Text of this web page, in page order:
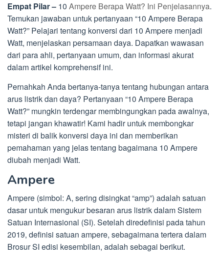
Empat Pilar – 10 Ampere Berapa Watt? Ini Penjelasannya.
Temukan jawaban untuk pertanyaan “10 Ampere Berapa
Watt?” Pelajari tentang konversi dari 10 Ampere menjadi
Watt, menjelaskan persamaan daya. Dapatkan wawasan
dari para ahli, pertanyaan umum, dan informasi akurat
dalam artikel komprehensif ini.
Pernahkah Anda bertanya-tanya tentang hubungan antara
arus listrik dan daya? Pertanyaan “10 Ampere Berapa
Watt?” mungkin terdengar membingungkan pada awalnya,
tetapi jangan khawatir! Kami hadir untuk membongkar
misteri di balik konversi daya ini dan memberikan
pemahaman yang jelas tentang bagaimana 10 Ampere
diubah menjadi Watt.
Ampere
Ampere (simbol: A, sering disingkat “amp”) adalah satuan
dasar untuk mengukur besaran arus listrik dalam Sistem
Satuan Internasional (SI). Setelah diredefinisi pada tahun
2019, definisi satuan ampere, sebagaimana tertera dalam
Brosur SI edisi kesembilan, adalah sebagai berikut.